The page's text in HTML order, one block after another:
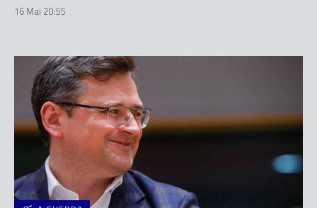
16 Mai 20:55